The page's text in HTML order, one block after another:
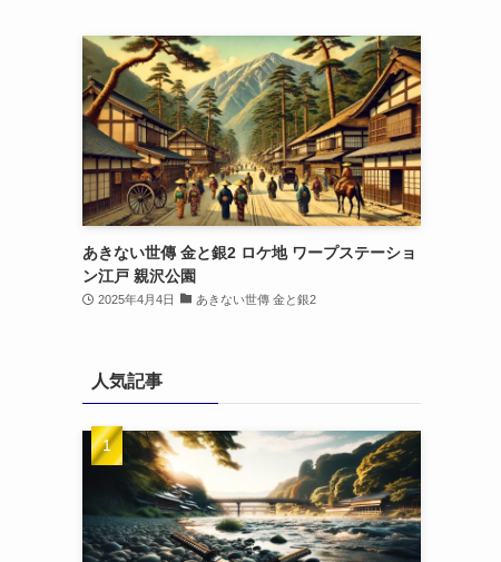
あきない世傳 金と銀2 ロケ地 ワープステーショ
ン江戸 親沢公園
2025年4月4日 あきない世傳 金と銀2
人気記事